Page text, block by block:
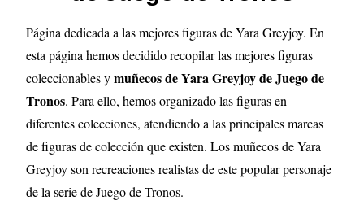
Página dedicada a las mejores figuras de Yara Greyjoy. En
esta página hemos decidido recopilar las mejores figuras
coleccionables ymuñecos de Yara Greyjoy de Juego de
Tronos. Para ello, hemos organizado las figuras en
diferentes colecciones, atendiendo a las principales marcas
de figuras de colección que existen. Los muñecos de Yara
Greyjoy son recreaciones realistas de este popular personaje
de la serie de Juego de Tronos.